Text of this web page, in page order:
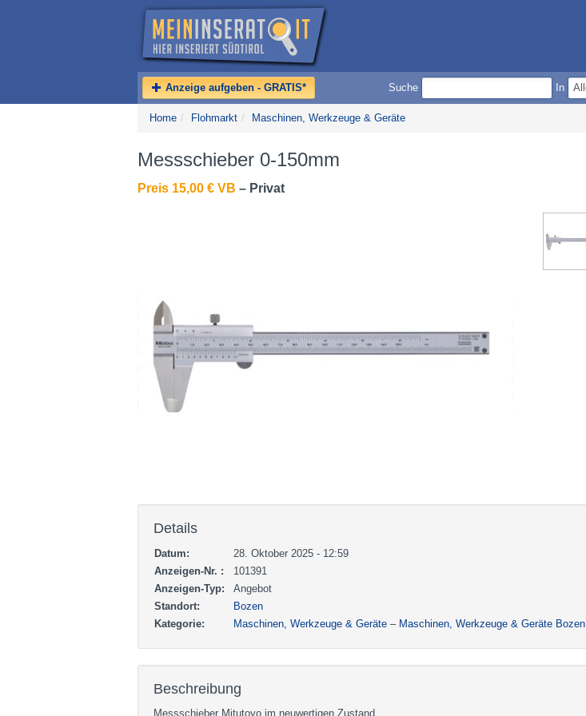
Anzeige aufgeben - GRATIS* Suche In
Home / Flohmarkt / Maschinen, Werkzeuge & Geräte
Messschieber 0-150mm
Preis 15,00 € VB – Privat
Details
Datum:
28. Oktober 2025 - 12:59
Anzeigen-Nr. :
101391
Anzeigen-Typ:
Angebot
Standort:
Bozen
Kategorie:
Maschinen, Werkzeuge & Geräte – Maschinen, Werkzeuge & Geräte Bozen
Beschreibung
Messschieber Mitutoyo im neuwertigen Zustand